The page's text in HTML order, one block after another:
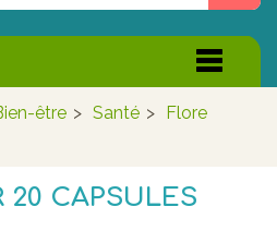
être > Santé > Flore
20 CAPSULES